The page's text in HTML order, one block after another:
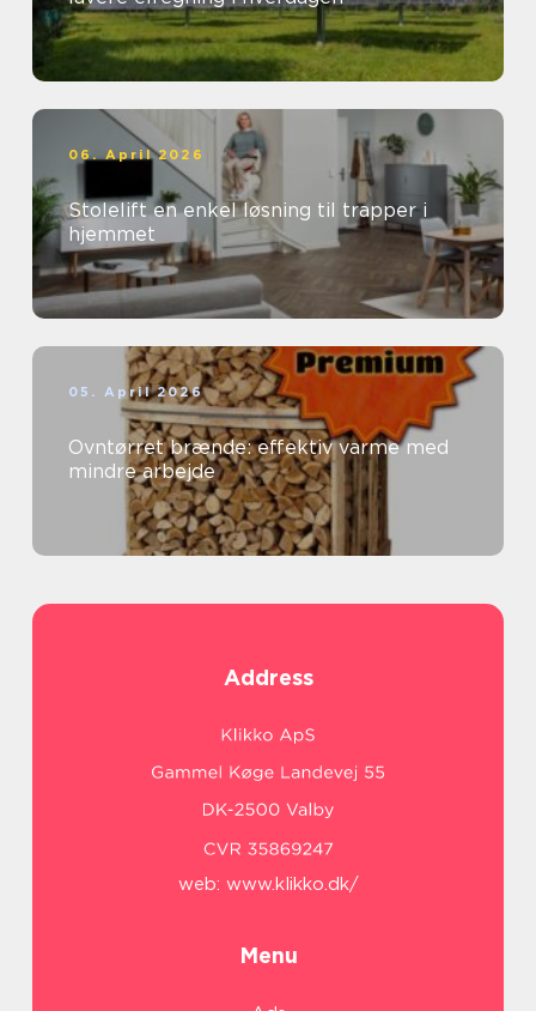
06. April 2026
Stolelift en enkel løsning til trapper i
hjemmet
05. April 2026
Ovntørret brænde: effektiv varme med
mindre arbejde
Address
web: www.klikko.dk/
Menu